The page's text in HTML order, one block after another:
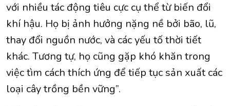
với nhiều tác động tiêu cực cụ thể từ biến đổi
khí hậu. Họ bị ảnh hưởng nặng nề bởi bão, lũ,
thay đổi nguồn nước, và các yếu tố thời tiết
khác. Tương tự, họ cũng gặp khó khăn trong
việc tìm cách thích ứng để tiếp tục sản xuất các
loại cây trồng bền vững”.